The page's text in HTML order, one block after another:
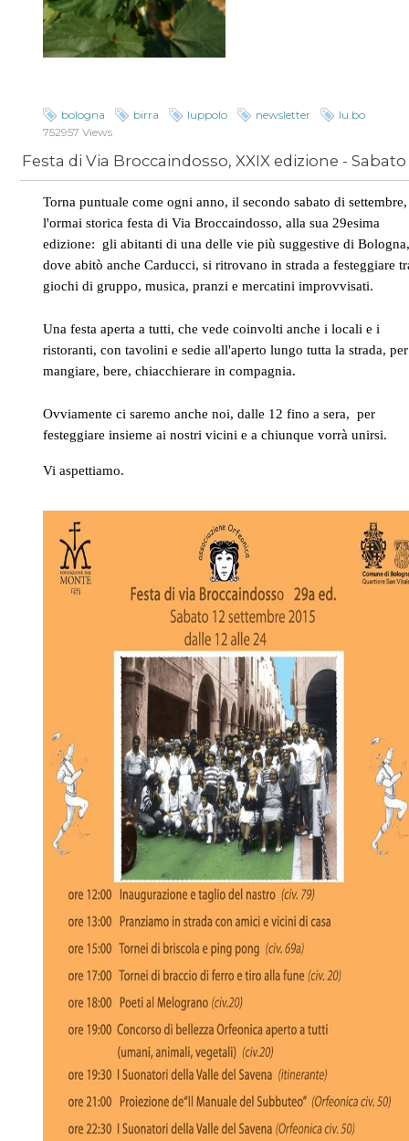
bologna birra luppolo newsletter
lu.bo
752957 Views
Torna puntuale come ogni anno, il secondo sabato di settembre,
l'ormai storica festa di Via Broccaindosso, alla sua 29esima
edizione: gli abitanti di una delle vie più suggestive di
dove abitò anche Carducci, si ritrovano in strada a festeggiare
giochi di gruppo, musica, pranzi e mercatini improvvisati.
Una festa aperta a tutti, che vede coinvolti anche i locali e i
ristoranti, con tavolini e sedie all'aperto lungo tutta la strada, per
mangiare, bere, chiacchierare in compagnia.
Ovviamente ci saremo anche noi, dalle 12 fino a sera, per
festeggiare insieme ai nostri vicini e a chiunque vorrà unirsi.
Vi aspettiamo.